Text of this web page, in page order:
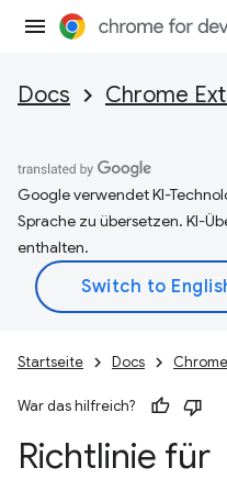
Docs Chrome
Google verwendet KI-
Sprache zu übersetzen. KI-
enthalten.
Startseite Docs
War das hilfreich?
Richtlinie für